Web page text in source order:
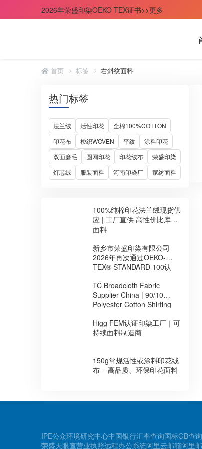
2026年荣盛印染OEKO TEX证书>>更多
首页 标签 右斜纹面料
热门标签
法兰绒 活性印花
全棉100%COTTON
印花布
梭织WOVEN 平纹
涂料印花
双面磨毛
圆网印花 印花绒布
荣盛印染
灯芯绒
服装面料 河南印染厂 家纺面料
100%纯棉印花法兰绒现货供
应 | 工厂直供 高性价比库存
面料
新乡市荣盛印染有限公司
2026年再次通过OEKO-
TEX® STANDARD 100认
制造能力
TC Broadcloth Fabric
Supplier China | 90/10
Polyester Cotton Shirting
Higg FEM认证印染工厂｜可
持续面料制造商
150g常规活性或涂料印花绒
布 – 高品质、环保印花面料
IPE公众环境研究中心中国银行汇率查询国标GB查询
荣盛天眼查营业执照远程办公系统阿里云邮箱阿里